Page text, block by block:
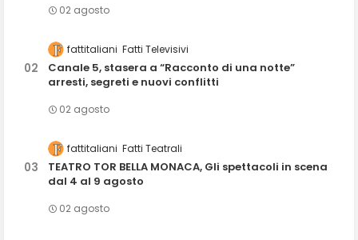
02 agosto
fattitaliani Fatti Televisivi
Canale 5, stasera a “Racconto di una notte”
arresti, segreti e nuovi conflitti
02 agosto
fattitaliani Fatti Teatrali
TEATRO TOR BELLA MONACA, Gli spettacoli in scena
dal 4 al 9 agosto
02 agosto